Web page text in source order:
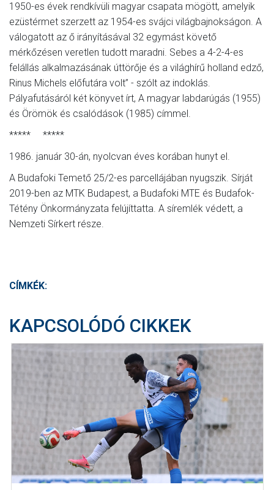
1950-es évek rendkívüli magyar csapata mögött, amelyik
ezüstérmet szerzett az 1954-es svájci világbajnokságon. A
válogatott az ő irányításával 32 egymást követő
mérkőzésen veretlen tudott maradni. Sebes a 4-2-4-es
felállás alkalmazásának úttörője és a világhírű holland edző,
Rinus Michels előfutára volt” - szólt az indoklás.
Pályafutásáról két könyvet írt, A magyar labdarúgás (1955)
és Örömök és csalódások (1985) címmel.
***** *****
1986. január 30-án, nyolcvan éves korában hunyt el.
A Budafoki Temető 25/2-es parcellájában nyugszik. Sírját
2019-ben az MTK Budapest, a Budafoki MTE és Budafok-
Tétény Önkormányzata felújíttatta. A síremlék védett, a
Nemzeti Sírkert része.
CÍMKÉK:
KAPCSOLÓDÓ CIKKEK